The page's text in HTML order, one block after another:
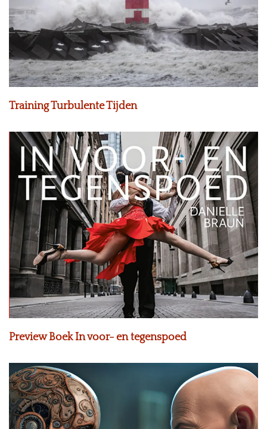
Training Turbulente Tijden
Preview Boek In voor- en tegenspoed